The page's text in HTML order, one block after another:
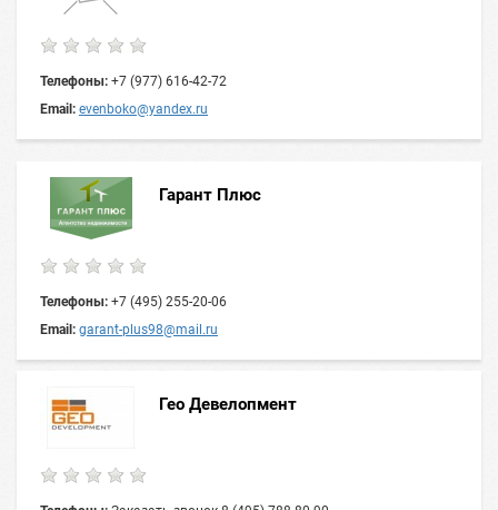
Телефоны: +7 (977) 616-42-72
Email: evenboko@yandex.ru
Гарант Плюс
Телефоны: +7 (495) 255-20-06
Email: garant-plus98@mail.ru
Гео Девелопмент